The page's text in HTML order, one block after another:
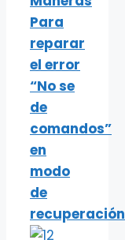
Para
reparar
el error
“No se
de
comandos”
en
modo
de
recuperación